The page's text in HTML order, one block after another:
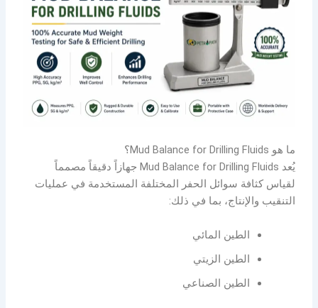
ما هو Mud Balance for Drilling Fluids؟
يُعد Mud Balance for Drilling Fluids جهازاً دقيقاً مصمماً
لقياس كثافة سوائل الحفر المختلفة المستخدمة في عمليات
التنقيب والإنتاج، بما في ذلك:
الطين المائي
الطين الزيتي
الطين الصناعي